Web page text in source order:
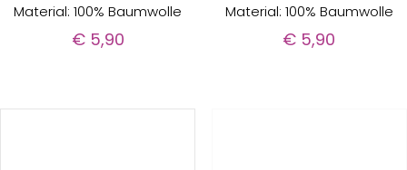
Material: 100% Baumwolle
€5,90
Material: 100% Baumwolle
€ 5,90